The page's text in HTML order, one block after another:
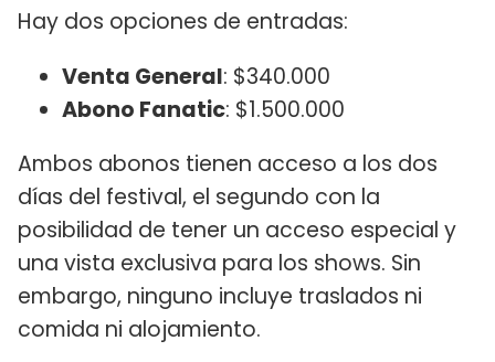
Hay dos opciones de entradas:
Venta General: $340.000
Abono Fanatic: $1.500.000
Ambos abonos tienen acceso a los dos
días del festival, el segundo con la
posibilidad de tener un acceso especial y
una vista exclusiva para los shows. Sin
embargo, ninguno incluye traslados ni
comida ni alojamiento.